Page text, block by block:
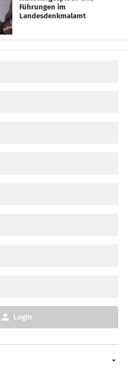
Führungen im
Landesdenkmalamt
Login